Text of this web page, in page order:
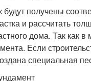
будут получены
и рассчитать
дома. Так как
Если
специальная